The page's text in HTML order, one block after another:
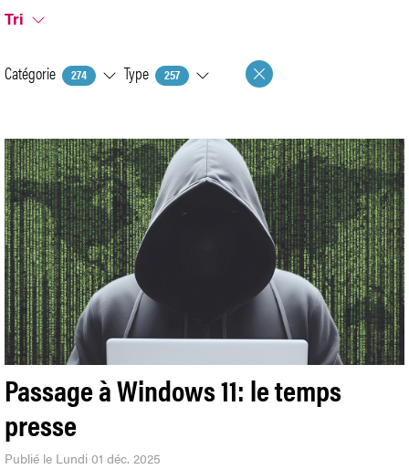
Tri
Catégorie 274 Type 257
Passage à Windows 11: le temps
presse
Publié le Lundi 01 déc. 2025